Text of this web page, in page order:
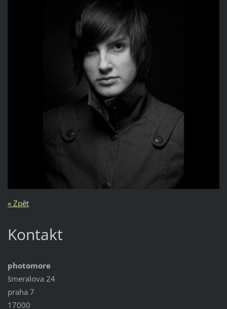
« Zpět
Kontakt
photomore
šmeralova 24
praha 7
17000